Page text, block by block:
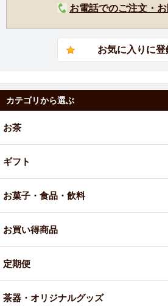
お電話でのご注文・
カテゴリから選ぶ
お茶
ギフト
お菓子・食品・飲料
お買い得商品
定期便
茶器・オリジナルグッズ